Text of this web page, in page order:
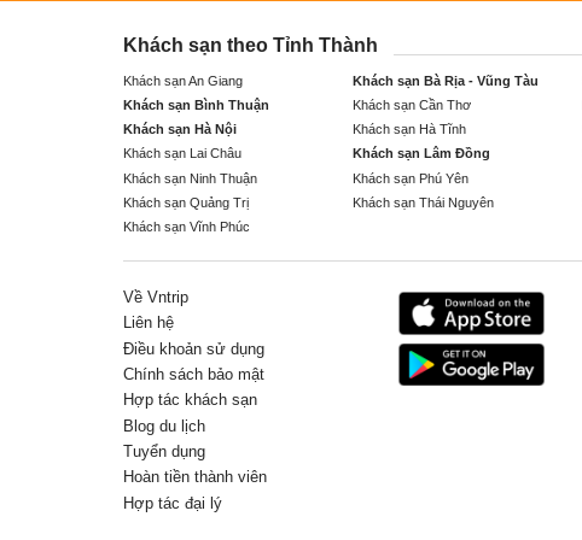
Khách sạn theo Tỉnh Thành
Khách sạn An Giang Khách sạn Bà Rịa - Vũng Tàu
Khách sạn Bình Thuận
Khách sạn Cần Thơ
Khách sạn Hà Nội
Khách sạn Hà Tĩnh
Khách sạn Lai Châu
Khách sạn Lâm Đồng
Khách sạn Ninh Thuận
Khách sạn Phú Yên
Khách sạn Quảng Trị
Khách sạn Thái Nguyên
Khách sạn Vĩnh Phúc
Về Vntrip
Liên hệ
Điều khoản sử dụng
Chính sách bảo mật
Hợp tác khách sạn
Blog du lịch
Tuyển dụng
Hoàn tiền thành viên
Hợp tác đại lý